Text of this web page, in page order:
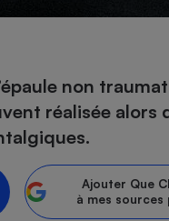
non
réalisée alors
Ajouter Que
à mes
Foie gras
Assurance
- Ustensile